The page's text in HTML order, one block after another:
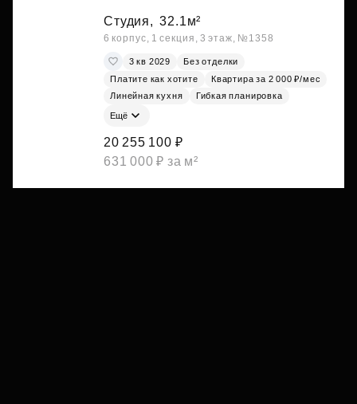
Студия, 32.1м²
6 корпус, 1 секция, 3 этаж, №1358
3 кв 2029
Без отделки
Платите как хотите
Квартира за 2 000 ₽/мес
Линейная кухня
Гибкая планировка
Ещё
20 255 100 ₽
631 000 ₽ за м²